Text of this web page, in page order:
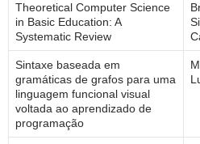
Theoretical Computer Science
in Basic Education: A
Systematic Review
Sintaxe baseada em
gramáticas de grafos para uma
linguagem funcional visual
voltada ao aprendizado de
programação